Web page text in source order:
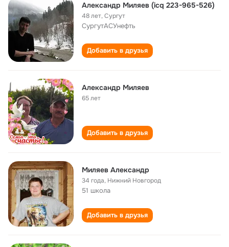
Александр Миляев (icq 223-965-526)
48 лет,Сургут
СургутАСУнефть
Добавить в друзья
Александр Миляев
65 лет
Добавить в друзья
Миляев Александр
34 года, Нижний Новгород
51 школа
Добавить в друзья